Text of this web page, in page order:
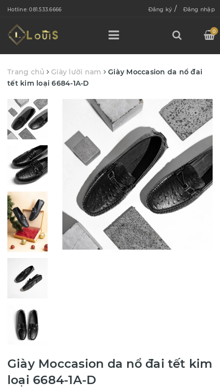
Hotline:081.533.6666 Đăng ký / Đăng nhập
0
Trang chủ Giày lười nam
Giày Moccasion da nổ đai
tết kim loại 6684-1A-D
Giày Moccasion da nổ đai tết kim
loại 6684-1A-D